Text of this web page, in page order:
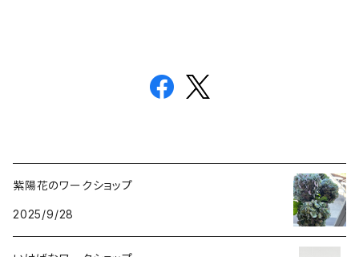
紫陽花のワークショップ
2025/9/28